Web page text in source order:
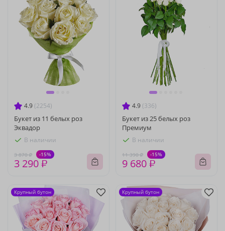
4.9 (2254)
Букет из 11 белых роз
Эквадор
В наличии
3 870 ₽ -15%
3 290 ₽
4.9 (336)
Букет из 25 белых роз
Премиум
В наличии
11 390 ₽ -15%
9 680 ₽
Крупный бутон Крупный бутон